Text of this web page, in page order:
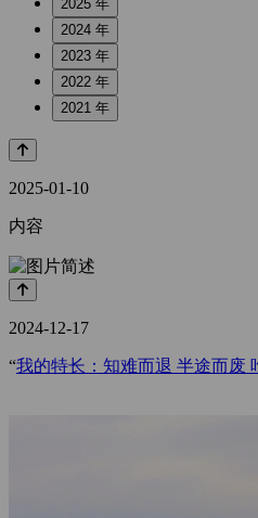
2025 年
2024 年
2023 年
2022 年
2021 年
2025-01-10
内容
2024-12-17
“我的特长：知难而退 半途而废